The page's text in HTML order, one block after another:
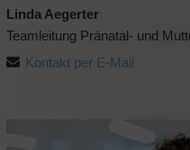
Linda Aegerter
Teamleitung Pränatal- und
Kontakt per E-Mail